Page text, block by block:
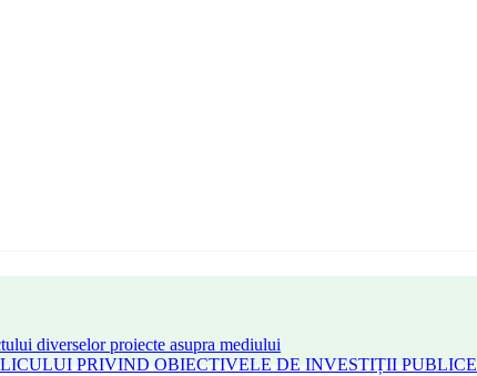
diverselor proiecte asupra mediului
PRIVIND OBIECTIVELE DE INVESTIȚII PUBLICE